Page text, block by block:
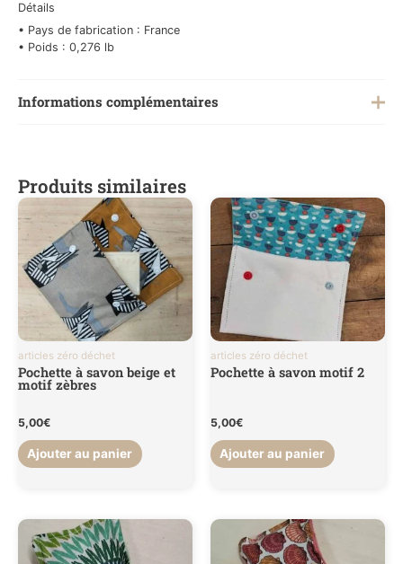
Détails
• Pays de fabrication : France
• Poids : 0,276 lb
Informations complémentaires
Produits similaires
articles zéro déchet
Pochette à savon beige et
motif zèbres
5,00€
Ajouter au panier
articles zéro déchet
Pochette à savon motif 2
5,00€
Ajouter au panier